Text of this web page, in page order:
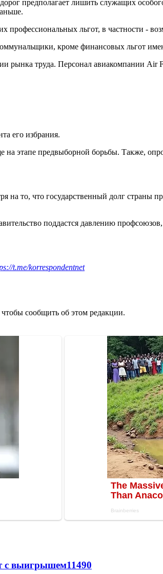
предполагает лишить служащих
льгот, в частности -
кроме финансовых льгот
рынка труда. Персонал авиакомпании
его избрания.
на этапе предвыборной борьбы. Также,
то, что государственный долг страны
поддастся давлению
t.me/korrespondentnet
сообщить об этом редакции.
с выигрышем11490